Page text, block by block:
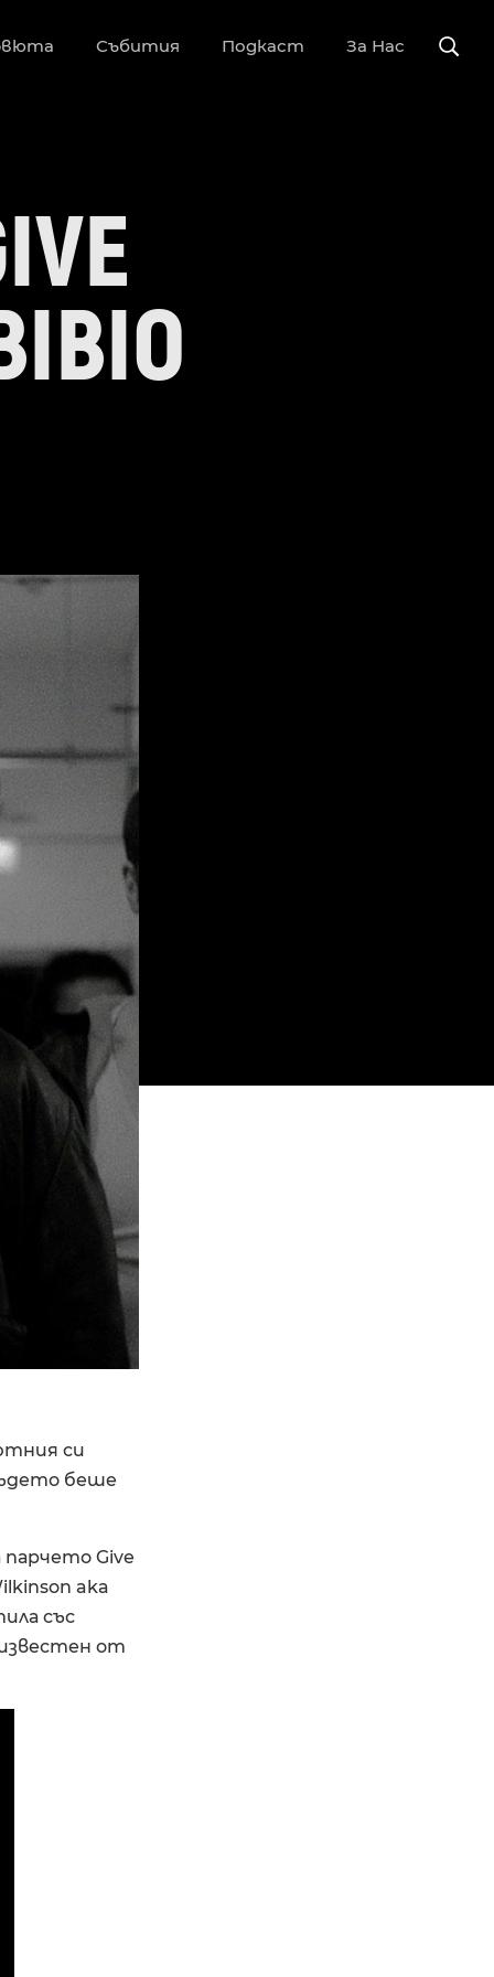
Събития Подкаст За Нас
си
беше
парчето Give
aka
със
от